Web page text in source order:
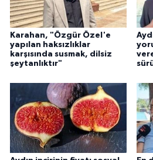
Karahan, "Özgür Özel'e
yapılan haksızlıklar
karşısında susmak, dilsiz
şeytanlıktır"
YURT